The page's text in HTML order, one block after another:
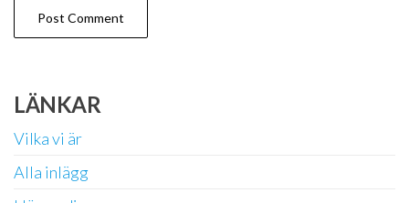
LÄNKAR
Vilka vi är
Alla inlägg